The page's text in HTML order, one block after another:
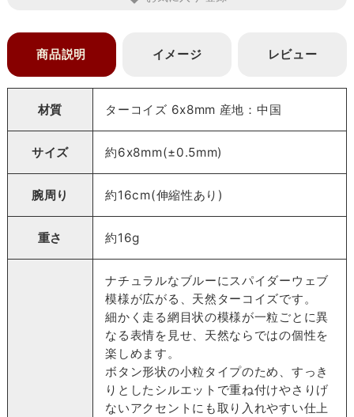
商品説明 イメージ レビュー
材質 ターコイズ 6x8mm 産地：中国
サイズ 約6x8mm(±0.5mm)
腕周り 約16cm(伸縮性あり)
重さ 約16g
ナチュラルなブルーにスパイダーウェブ
模様が広がる、天然ターコイズです。
細かく走る網目状の模様が一粒ごとに異
なる表情を見せ、天然ならではの個性を
楽しめます。
ボタン形状の小粒タイプのため、すっき
りとしたシルエットで重ね付けやさりげ
ないアクセントにも取り入れやすい仕上